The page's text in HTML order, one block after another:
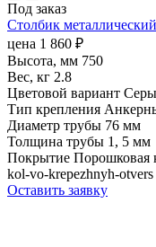
Под заказ
Столбик
цена 1 860 ₽
Высота, мм 750
Вес, кг 2.8
Цветовой вариант
Тип крепления
Диаметр трубы 76 мм
Толщина трубы 1, 5 мм
Покрытие Порошковая
kol-vo-krepezhnyh-otvers
Оставить заявку